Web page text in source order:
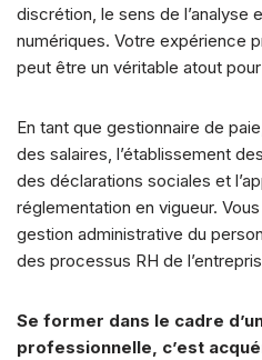
discrétion, le sens de l’analyse
numériques. Votre expérience
peut être un véritable atout
En tant que gestionnaire de
des salaires, l’établissement
des déclarations sociales et
réglementation en vigueur.
gestion administrative du
des processus RH de
Se former dans le cadre
professionnelle, c’est